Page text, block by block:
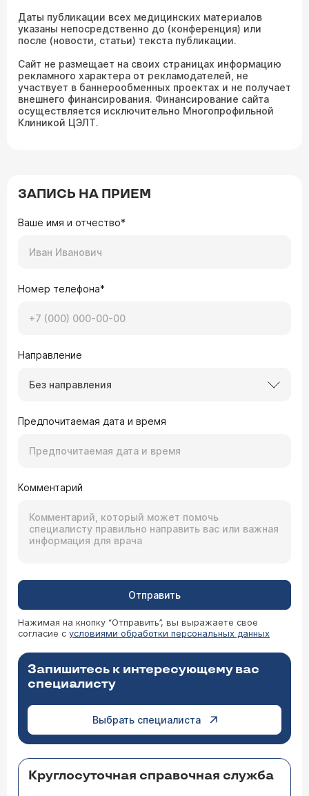
Даты публикации всех медицинских материалов
указаны непосредственно до (конференция) или
после (новости, статьи) текста публикации.
Сайт не размещает на своих страницах информацию
рекламного характера от рекламодателей, не
участвует в баннерообменных проектах и не получает
внешнего финансирования. Финансирование сайта
осуществляется исключительно Многопрофильной
Клиникой ЦЭЛТ.
ЗАПИСЬ НА ПРИЕМ
Ваше имя и отчество*
Номер телефона*
Направление
Без направления
Предпочитаемая дата и время
Комментарий
Отправить
Нажимая на кнопку “Отправить”, вы выражаете свое
согласие с условиями обработки персональных данных
Запишитесь к интересующему вас
специалисту
Выбрать специалиста
Круглосуточная справочная служба